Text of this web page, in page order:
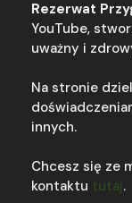
Rezerwat
YouTube,
uważny i
Na stronie
innych.
Chcesz się ze
kontaktu tutaj.